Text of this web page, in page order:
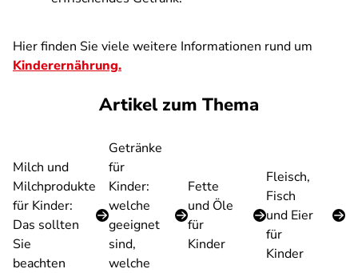
Hier finden Sie viele weitere Informationen rund um
Kinderernährung.
Artikel zum Thema
Milch und
Milchprodukte
für Kinder:
Das sollten
Sie
beachten
Getränke
für
Kinder:
welche
geeignet
sind,
welche
Fette
und Öle
für
Kinder
Fleisch,
Fisch
und Eier
für
Kinder